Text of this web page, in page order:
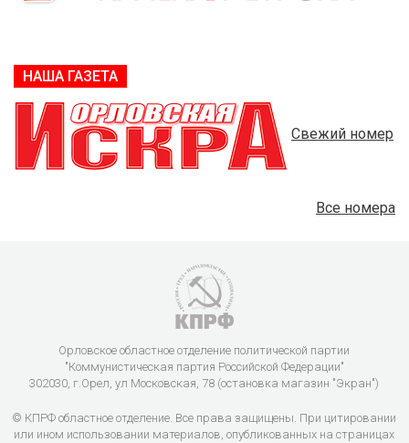
НАША ГАЗЕТА
Свежий номер
Все номера
Орловское областное отделение политической партии
"Коммунистическая партия Российской Федерации"
302030, г.Орел, ул Московская, 78 (остановка магазин "Экран")
© КПРФ областное отделение. Все права защищены. При цитировании
или ином использовании материалов, опубликованных на страницах